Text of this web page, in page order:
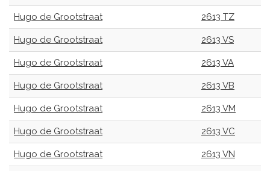
Hugo de Grootstraat 2613 TZ
Hugo de Grootstraat 2613 VS
Hugo de Grootstraat 2613 VA
Hugo de Grootstraat 2613 VB
Hugo de Grootstraat 2613 VM
Hugo de Grootstraat 2613 VC
Hugo de Grootstraat 2613 VN